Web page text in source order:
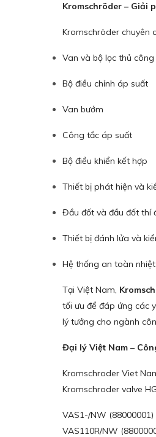
Kromschröder – Giải
Kromschröder chuyên
Van và bộ lọc thủ công
Bộ điều chỉnh áp suất
Van bướm
Công tắc áp suất
Bộ điều khiển kết hợp
Thiết bị phát hiện và
Đầu đốt và đầu đốt thí
Thiết bị đánh lửa và
Hệ thống an toàn
Tại Việt Nam,
tối ưu để đáp ứng các
lý tưởng cho ngành
Đại lý Việt Nam –
Kromschroder Viet
Kromschroder valve
VAS1-/NW
VAS110R/NW